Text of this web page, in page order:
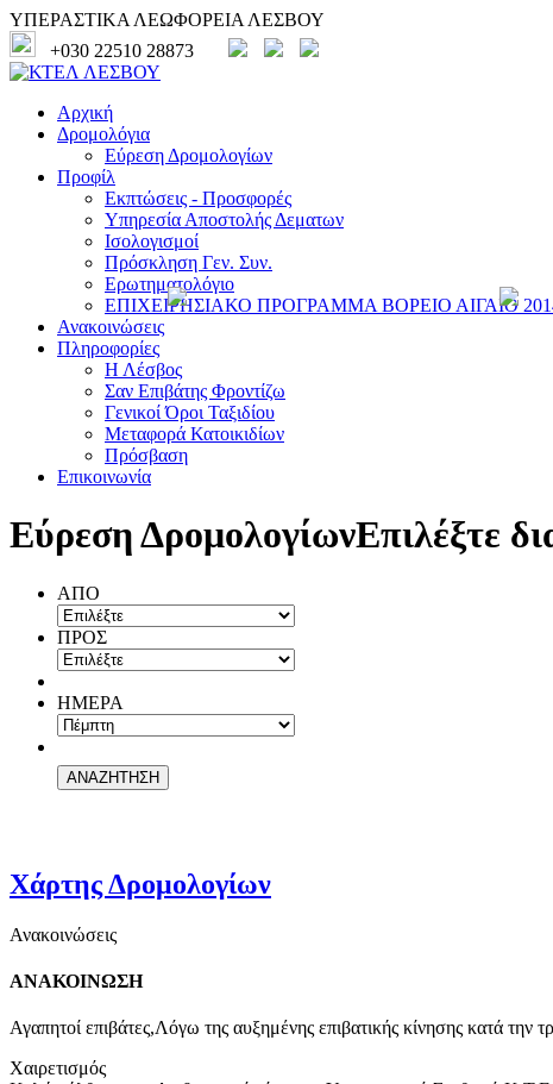
ΥΠΕΡΑΣΤΙΚΑ ΛΕΩΦΟΡΕΙΑ ΛΕΣΒΟΥ
+030 22510 28873
Αρχική
Δρομολόγια
Εύρεση Δρομολογίων
Προφίλ
Εκπτώσεις - Προσφορές
Υπηρεσία Αποστολής Δεματων
Ισολογισμοί
Πρόσκληση Γεν. Συν.
Ερωτηματολόγιο
ΕΠΙΧΕΙΡΗΣΙΑΚΟ ΠΡΟΓΡΑΜΜΑ ΒΟΡΕΙΟ ΑΙΓΑΙΟ
Ανακοινώσεις
Πληροφορίες
Η Λέσβος
Σαν Επιβάτης Φροντίζω
Γενικοί Όροι Ταξιδίου
Μεταφορά Κατοικιδίων
Πρόσβαση
Επικοινωνία
Εύρεση ΔρομολογίωνΕπιλέξτε
ΑΠΟ
ΠΡΟΣ
ΗΜΕΡΑ
Χάρτης Δρομολογίων
Ανακοινώσεις
ΑΝΑΚΟΙΝΩΣΗ
Αγαπητοί επιβάτες,Λόγω της αυξημένης επιβατικής κίνησης κατά
Χαιρετισμός